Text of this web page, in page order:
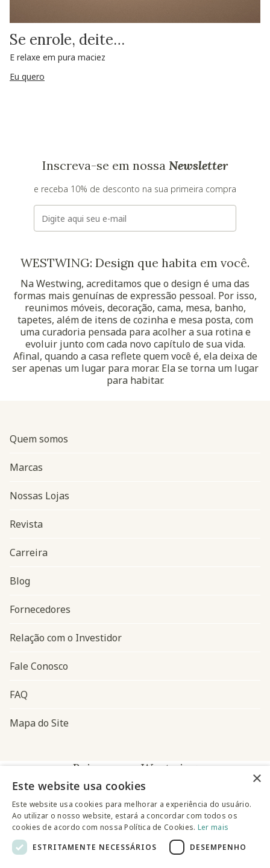
Se enrole, deite…
E relaxe em pura maciez
Eu quero
Inscreva-se em nossa Newsletter
e receba 10% de desconto na sua primeira compra
E-mail
WESTWING: Design que habita em você.
Na Westwing, acreditamos que o design é uma das
formas mais genuínas de expressão pessoal. Por isso,
reunimos móveis, decoração, cama, mesa, banho,
tapetes, além de itens de cozinha e mesa posta, com
uma curadoria pensada para acolher a sua rotina e
evoluir junto com cada novo capítulo de sua vida.
Afinal, quando a casa reflete quem você é, ela deixa de
ser apenas um lugar para morar. Ela se torna um lugar
para habitar.
Navegação do rodapé
Quem somos
Marcas
Nossas Lojas
Revista
Carreira
Blog
Fornecedores
Relação com o Investidor
Fale Conosco
FAQ
Mapa do Site
Baixe o app Westwing
×
Este website usa cookies
Este website usa cookies para melhorar a experiência do usuário.
Ao utilizar o nosso website, estará a concordar com todos os
cookies de acordo com nossa Política de Cookies. Ler mais
ESTRITAMENTE NECESSÁRIOS
DESEMPENHO